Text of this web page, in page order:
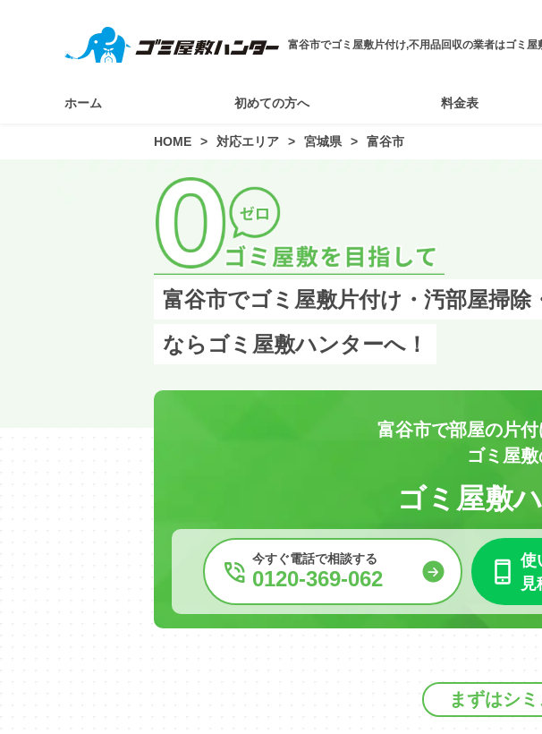
富谷市でゴミ屋敷片付け,不用品回収の業者はゴミ屋
ホーム 初めての方へ 料金表
HOME 対応エリア 宮城県 富谷市
富谷市でゴミ屋敷片付け・汚部屋掃除
ならゴミ屋敷ハンターへ！
富谷市で部屋の片
ゴミ屋
ゴミ屋敷
今すぐ電話で相談する
0120-369-062
使
見
まずはシ